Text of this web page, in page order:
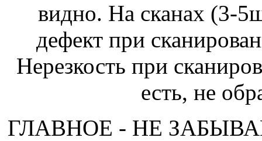
видно. На сканах (3-
дефект при
Нерезкость при
есть, не
ГЛАВНОЕ - НЕ